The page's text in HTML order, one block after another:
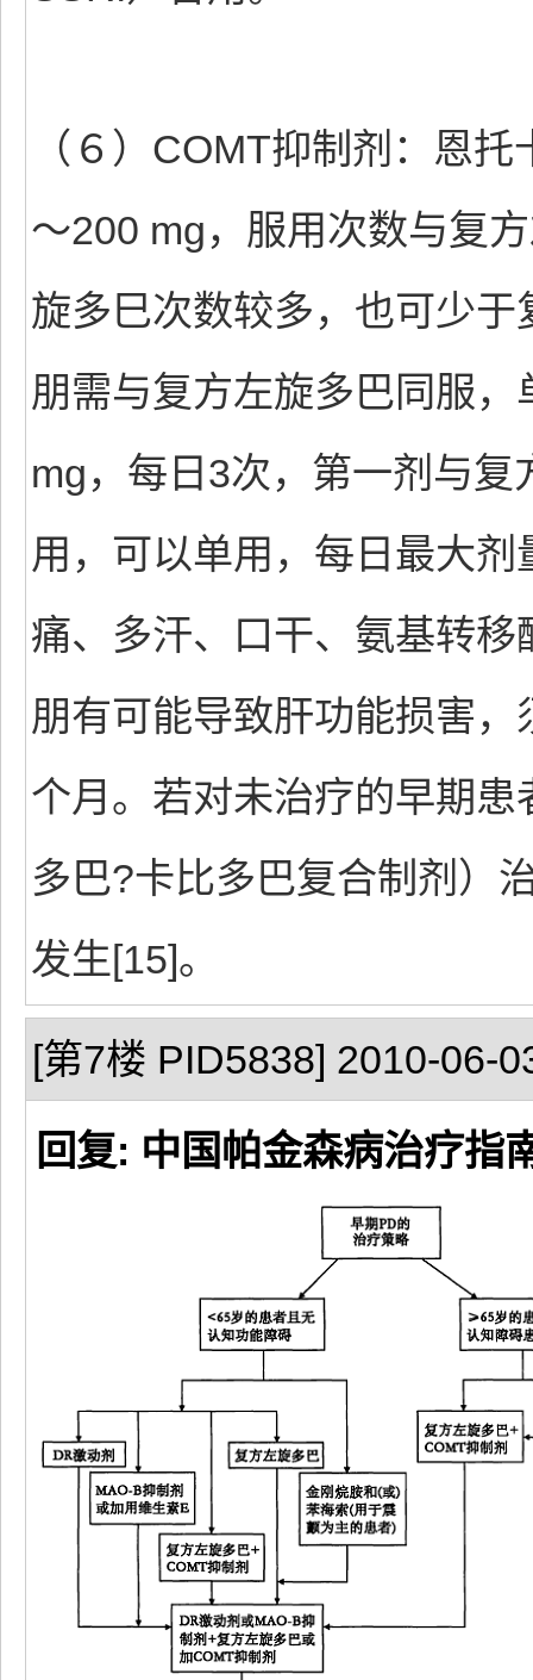
（６）COMT抑制剂：恩
～200 mg，服用次数与复
旋多巳次数较多，也可少
朋需与复方左旋多巴同服
mg，每日3次，第一剂与
用，可以单用，每日最大
痛、多汗、口干、氨基转
朋有可能导致肝功能损害
个月。若对未治疗的早期
多巴?卡比多巴复合制剂）
发生[15]。
[第7楼 PID5838] 2010-06-
回复: 中国帕金森病治疗指